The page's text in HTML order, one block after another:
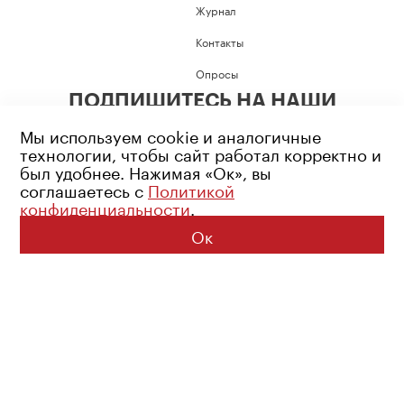
Журнал
Контакты
Опросы
ПОДПИШИТЕСЬ НА НАШИ
Возрастное ограничение: 16+
Политика конфиденциальности
© 2026 Все права защищены
Мы используем cookie и аналогичные
технологии, чтобы сайт работал корректно и
был удобнее. Нажимая «Ок», вы
соглашаетесь с Политикой
конфиденциальности.
Ок